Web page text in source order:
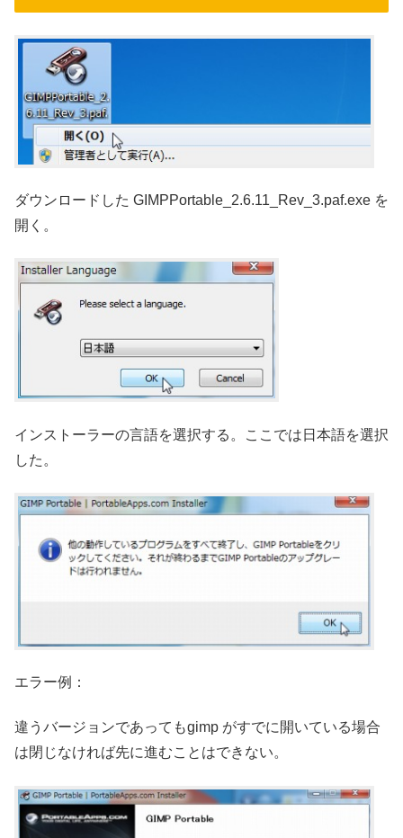
ダウンロードした GIMPPortable_2.6.11_Rev_3.paf.exe を
開く。
インストーラーの言語を選択する。ここでは日本語を選択
した。
エラー例：
違うバージョンであってもgimp がすでに開いている場合
は閉じなければ先に進むことはできない。